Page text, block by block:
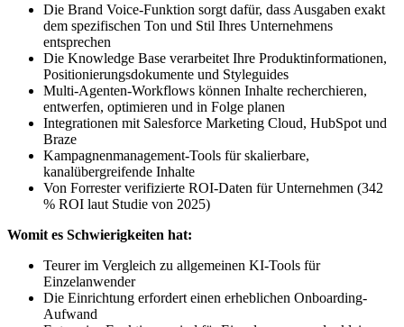
Die Brand Voice-Funktion sorgt dafür, dass Ausgaben exakt
dem spezifischen Ton und Stil Ihres Unternehmens
entsprechen
Die Knowledge Base verarbeitet Ihre Produktinformationen,
Positionierungsdokumente und Styleguides
Multi-Agenten-Workflows können Inhalte recherchieren,
entwerfen, optimieren und in Folge planen
Integrationen mit Salesforce Marketing Cloud, HubSpot und
Braze
Kampagnenmanagement-Tools für skalierbare,
kanalübergreifende Inhalte
Von Forrester verifizierte ROI-Daten für Unternehmen (342
% ROI laut Studie von 2025)
Womit es Schwierigkeiten hat:
Teurer im Vergleich zu allgemeinen KI-Tools für
Einzelanwender
Die Einrichtung erfordert einen erheblichen Onboarding-
Aufwand